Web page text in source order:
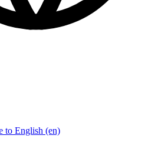
to English (en)